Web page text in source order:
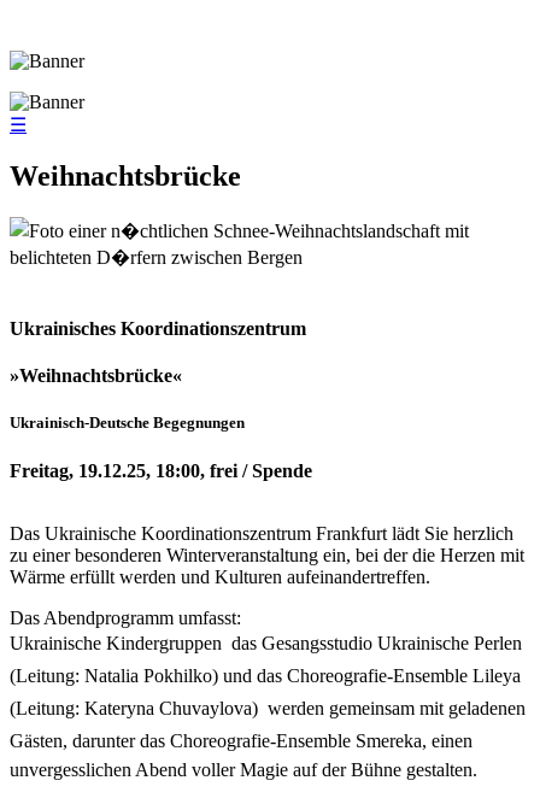
☰
Weihnachtsbrücke
Ukrainisches Koordinationszentrum
»Weihnachtsbrücke«
Ukrainisch-Deutsche Begegnungen
Freitag, 19.12.25, 18:00, frei / Spende
Das Ukrainische Koordinationszentrum Frankfurt lädt Sie herzlich
zu einer besonderen Winterveranstaltung ein, bei der die Herzen mit
Wärme erfüllt werden und Kulturen aufeinandertreffen.
Das Abendprogramm umfasst:
Ukrainische Kindergruppen  das Gesangsstudio Ukrainische Perlen
(Leitung: Natalia Pokhilko) und das Choreografie-Ensemble Lileya
(Leitung: Kateryna Chuvaylova)  werden gemeinsam mit geladenen
Gästen, darunter das Choreografie-Ensemble Smereka, einen
unvergesslichen Abend voller Magie auf der Bühne gestalten.